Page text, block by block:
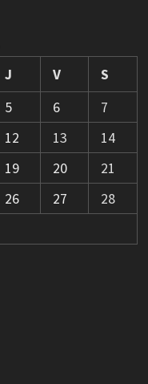
J V
S
5 6
7
12 13
14
19 20
21
26 27
28